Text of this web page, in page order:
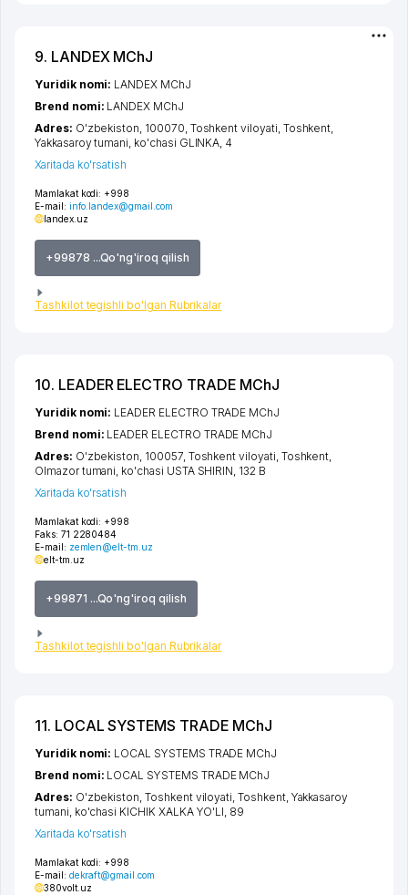
9. LANDEX MChJ
Mamlakat kodi: +998
E-mail: info.landex@gmail.com
landex.uz
+99878 ...Qo'ng'iroq qilish
Tashkilot tegishli bo'lgan Rubrikalar
Yuridik nomi: LANDEX MChJ
Brend nomi: LANDEX MChJ
Adres: O'zbekiston, 100070, Toshkent viloyati Toshkent
Yakkasaroy tumani ko'chasi GLINKA , 4
Xaritada ko'rsatish
10. LEADER ELECTRO TRADE MChJ
Mamlakat kodi: +998
Faks: 71 2280484
E-mail: zemlen@elt-tm.uz
elt-tm.uz
+99871 ...Qo'ng'iroq qilish
Tashkilot tegishli bo'lgan Rubrikalar
Yuridik nomi: LEADER ELECTRO TRADE MChJ
Brend nomi: LEADER ELECTRO TRADE MChJ
Adres: O'zbekiston, 100057, Toshkent viloyati Toshkent
Olmazor tumani ko'chasi USTA SHIRIN , 132 B
Xaritada ko'rsatish
11. LOCAL SYSTEMS TRADE MChJ
Mamlakat kodi: +998
E-mail: dekraft@gmail.com
380volt.uz
Yuridik nomi: LOCAL SYSTEMS TRADE MChJ
Brend nomi: LOCAL SYSTEMS TRADE MChJ
Adres: O'zbekiston,Toshkent viloyati,Toshkent, Yakkasaroy
tumani, ko'chasi KICHIK XALKA YO'LI, 89
Xaritada ko'rsatish